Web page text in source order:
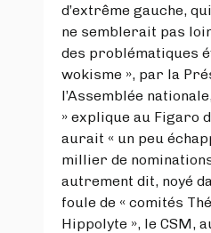
d’extrême gauche,
ne semblerait pas
des problématiques
wokisme », par la
l’Assemblée
» explique au Figaro
aurait « un peu
millier de
autrement dit, noyé
foule de « comités
Hippolyte », le CSM,